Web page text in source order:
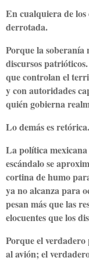
En cualquiera de
derrotada.
Porque la soberanía
discursos
que controlan el
y con autoridades
quién gobierna
Lo demás es retórica.
La política
escándalo se
cortina de humo
ya no alcanza para
pesan más que las
elocuentes que los
Porque el
al avión; el